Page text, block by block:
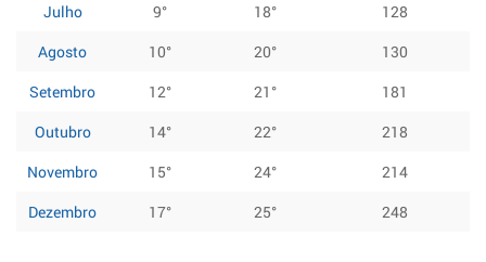
Julho
9° 18°
128
Agosto
10° 20°
130
Setembro
12° 21°
181
Outubro
14° 22°
218
Novembro
15° 24°
214
Dezembro
17° 25° 248